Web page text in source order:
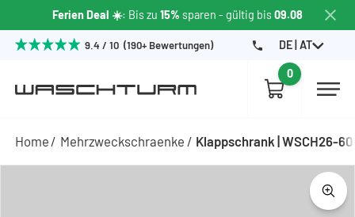
Ferien Deal ☀️: Bis zu 15% sparen - gültig bis09.08
9.4 / 10 (190+ Bewertungen) DE | AT
0
Home Mehrzweckschraenke Klappschrank | WSCH26-